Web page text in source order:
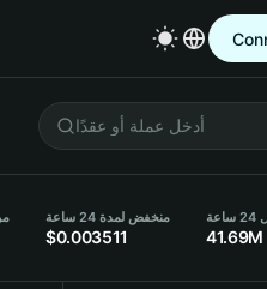
منخفض لمدة 24 ساعة
$0.003511 41.69M